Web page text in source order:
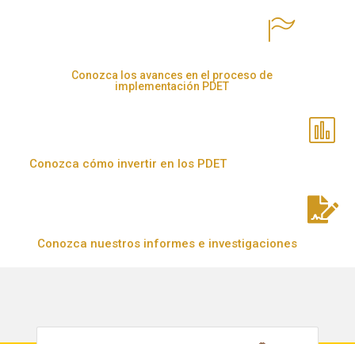
Conozca los avances en el proceso de
implementación PDET
Conozca cómo invertir en los PDET
Conozca nuestros informes e investigaciones